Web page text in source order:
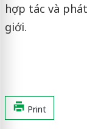
hợp tác và
giới.
Print